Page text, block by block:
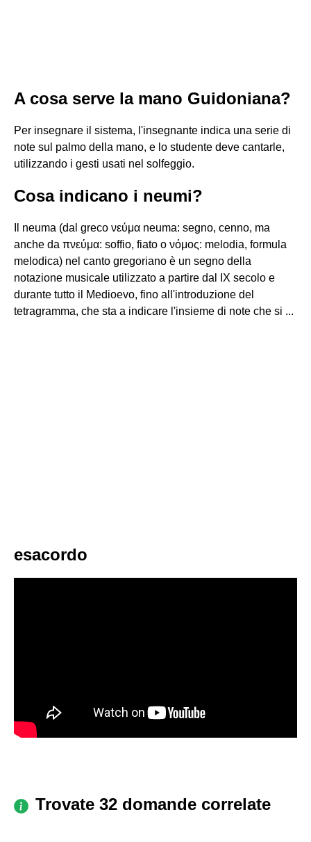
A cosa serve la mano Guidoniana?
Per insegnare il sistema, l'insegnante indica una serie di
note sul palmo della mano, e lo studente deve cantarle,
utilizzando i gesti usati nel solfeggio.
Cosa indicano i neumi?
Il neuma (dal greco νεύμα neuma: segno, cenno, ma
anche da πνεύμα: soffio, fiato o νόμος: melodia, formula
melodica) nel canto gregoriano è un segno della
notazione musicale utilizzato a partire dal IX secolo e
durante tutto il Medioevo, fino all'introduzione del
tetragramma, che sta a indicare l'insieme di note che si ...
esacordo
Trovate 32 domande correlate